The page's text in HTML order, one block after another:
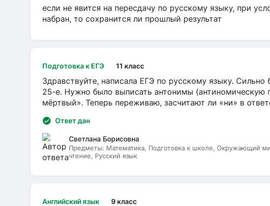
если не явится на пересдачу по русскому языку, при
набран, то сохранится ли прошлый результат
Подготовка к ЕГЭ 11 класс
Здравствуйте, написала ЕГЭ по русскому языку. Сильно
25-е. Нужно было выписать антонимы (антиномическую
мёртвый». Теперь переживаю, засчитают ли «ни» в
Ответ дан
Светлана Борисовна
Предметы: Математика, Подготовка к школе, Окружающий
чтение, Русский язык
Английский язык 9 класс